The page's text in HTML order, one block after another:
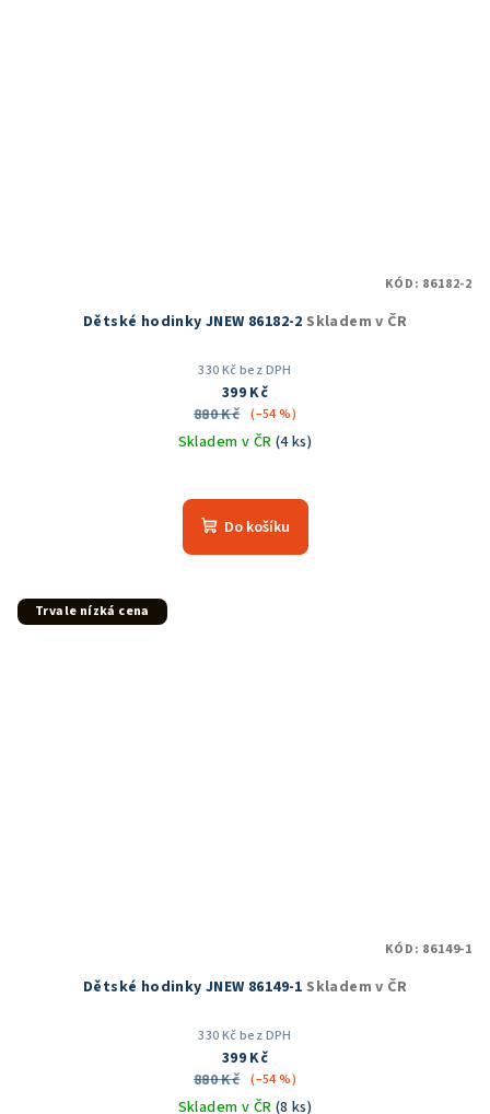
Dětské hodinky JNEW 86182-2 Skladem v ČR
330 Kč bez DPH
399 Kč
880 Kč (–54 %)
Skladem v ČR (4 ks)
Do košíku
KÓD: 86182-2
Trvale nízká cena
Dětské hodinky JNEW 86149-1 Skladem v ČR
330 Kč bez DPH
399 Kč
880 Kč (–54 %)
Skladem v ČR (8 ks)
KÓD: 86149-1